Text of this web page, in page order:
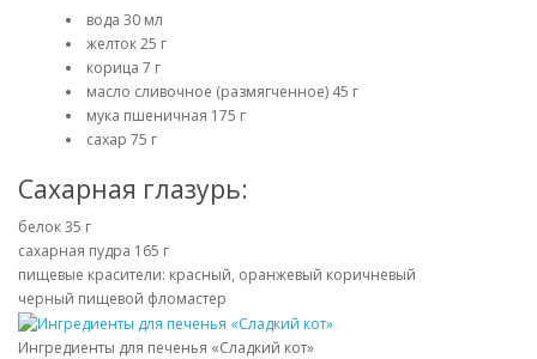
вода 30 мл
желток 25 г
корица 7 г
масло сливочное (размягченное) 45 г
мука пшеничная 175 г
сахар 75 г
Сахарная глазурь:
белок 35 г
сахарная пудра 165 г
пищевые красители: красный, оранжевый коричневый
черный пищевой фломастер
Ингредиенты для печенья «Сладкий кот»